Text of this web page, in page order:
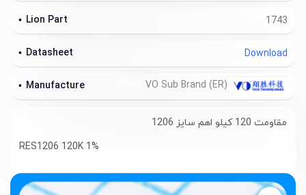
1743
Lion Part
Download
Datasheet
Manufacture
مقاومت 120 کیلو اهم سایز 1206
RES1206 120K 1%